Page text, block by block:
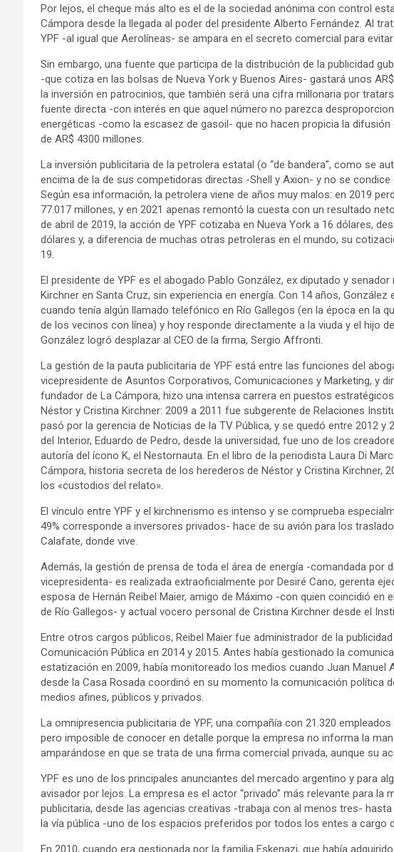
Por lejos, el cheque más alto es el de la sociedad anónima con control
Cámpora desde la llegada al poder del presidente Alberto Fernández. Al
YPF -al igual que Aerolíneas- se ampara en el secreto comercial para
Sin embargo, una fuente que participa de la distribución de la publicidad
-que cotiza en las bolsas de Nueva York y Buenos Aires- gastará unos
la inversión en patrocinios, que también será una cifra millonaria por
fuente directa -con interés en que aquel número no parezca
energéticas -como la escasez de gasoil- que no hacen propicia la
de AR$ 4300 millones.
La inversión publicitaria de la petrolera estatal (o “de bandera”, como se
encima de la de sus competidoras directas -Shell y Axion- y no se
Según esa información, la petrolera viene de años muy malos: en 2019
77.017 millones, y en 2021 apenas remontó la cuesta con un resultado
de abril de 2019, la acción de YPF cotizaba en Nueva York a 16 dólares,
dólares y, a diferencia de muchas otras petroleras en el mundo, su
19.
El presidente de YPF es el abogado Pablo González, ex diputado y
Kirchner en Santa Cruz, sin experiencia en energía. Con 14 años,
cuando tenía algún llamado telefónico en Río Gallegos (en la época en la
de los vecinos con línea) y hoy responde directamente a la viuda y el hijo
González logró desplazar al CEO de la firma, Sergio Affronti.
La gestión de la pauta publicitaria de YPF está entre las funciones del
vicepresidente de Asuntos Corporativos, Comunicaciones y Marketing, y
fundador de La Cámpora, hizo una intensa carrera en puestos
Néstor y Cristina Kirchner: 2009 a 2011 fue subgerente de Relaciones
pasó por la gerencia de Noticias de la TV Pública, y se quedó entre 2012 y
del Interior, Eduardo de Pedro, desde la universidad, fue uno de los
autoría del ícono K, el Nestornauta. En el libro de la periodista Laura Di
Cámpora, historia secreta de los herederos de Néstor y Cristina Kirchner,
los «custodios del relato».
El vínculo entre YPF y el kirchnerismo es intenso y se comprueba
49% corresponde a inversores privados- hace de su avión para los
Calafate, donde vive.
Además, la gestión de prensa de toda el área de energía -comandada por
vicepresidenta- es realizada extraoficialmente por Desiré Cano, gerenta
esposa de Hernán Reibel Maier, amigo de Máximo -con quien coincidió en
de Río Gallegos- y actual vocero personal de Cristina Kirchner desde el
Entre otros cargos públicos, Reibel Maier fue administrador de la
Comunicación Pública en 2014 y 2015. Antes había gestionado la
estatización en 2009, había monitoreado los medios cuando Juan Manuel
desde la Casa Rosada coordinó en su momento la comunicación política
medios afines, públicos y privados.
La omnipresencia publicitaria de YPF, una compañía con 21.320
pero imposible de conocer en detalle porque la empresa no informa la
amparándose en que se trata de una firma comercial privada, aunque su
YPF es uno de los principales anunciantes del mercado argentino y para
avisador por lejos. La empresa es el actor “privado” más relevante para la
publicitaria, desde las agencias creativas -trabaja con al menos tres-
la vía pública -uno de los espacios preferidos por todos los entes a cargo
En 2010, cuando era gestionada por la familia Eskenazi, que había